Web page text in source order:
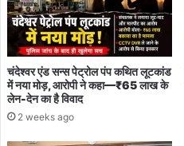
विकास
कार्य
चंदेश्वर एंड सन्स पेट्रोल पंप कथित लूटकांड
में नया मोड़, आरोपी ने कहा—₹65 लाख के
लेन-देन का है विवाद
2 weeks ago